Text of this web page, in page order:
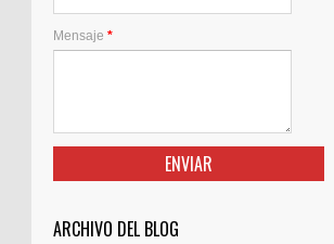
Mensaje *
ARCHIVO DEL BLOG